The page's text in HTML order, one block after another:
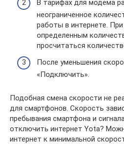
В тарифах для модема
неограниченное
работы в интернете.
определенным
просчитаться
После уменьшения
«Подключить».
Подобная смена скорости не
для смартфонов. Скорость
пребывания смартфона и
отключить интернет Yota?
интернет к минимальной